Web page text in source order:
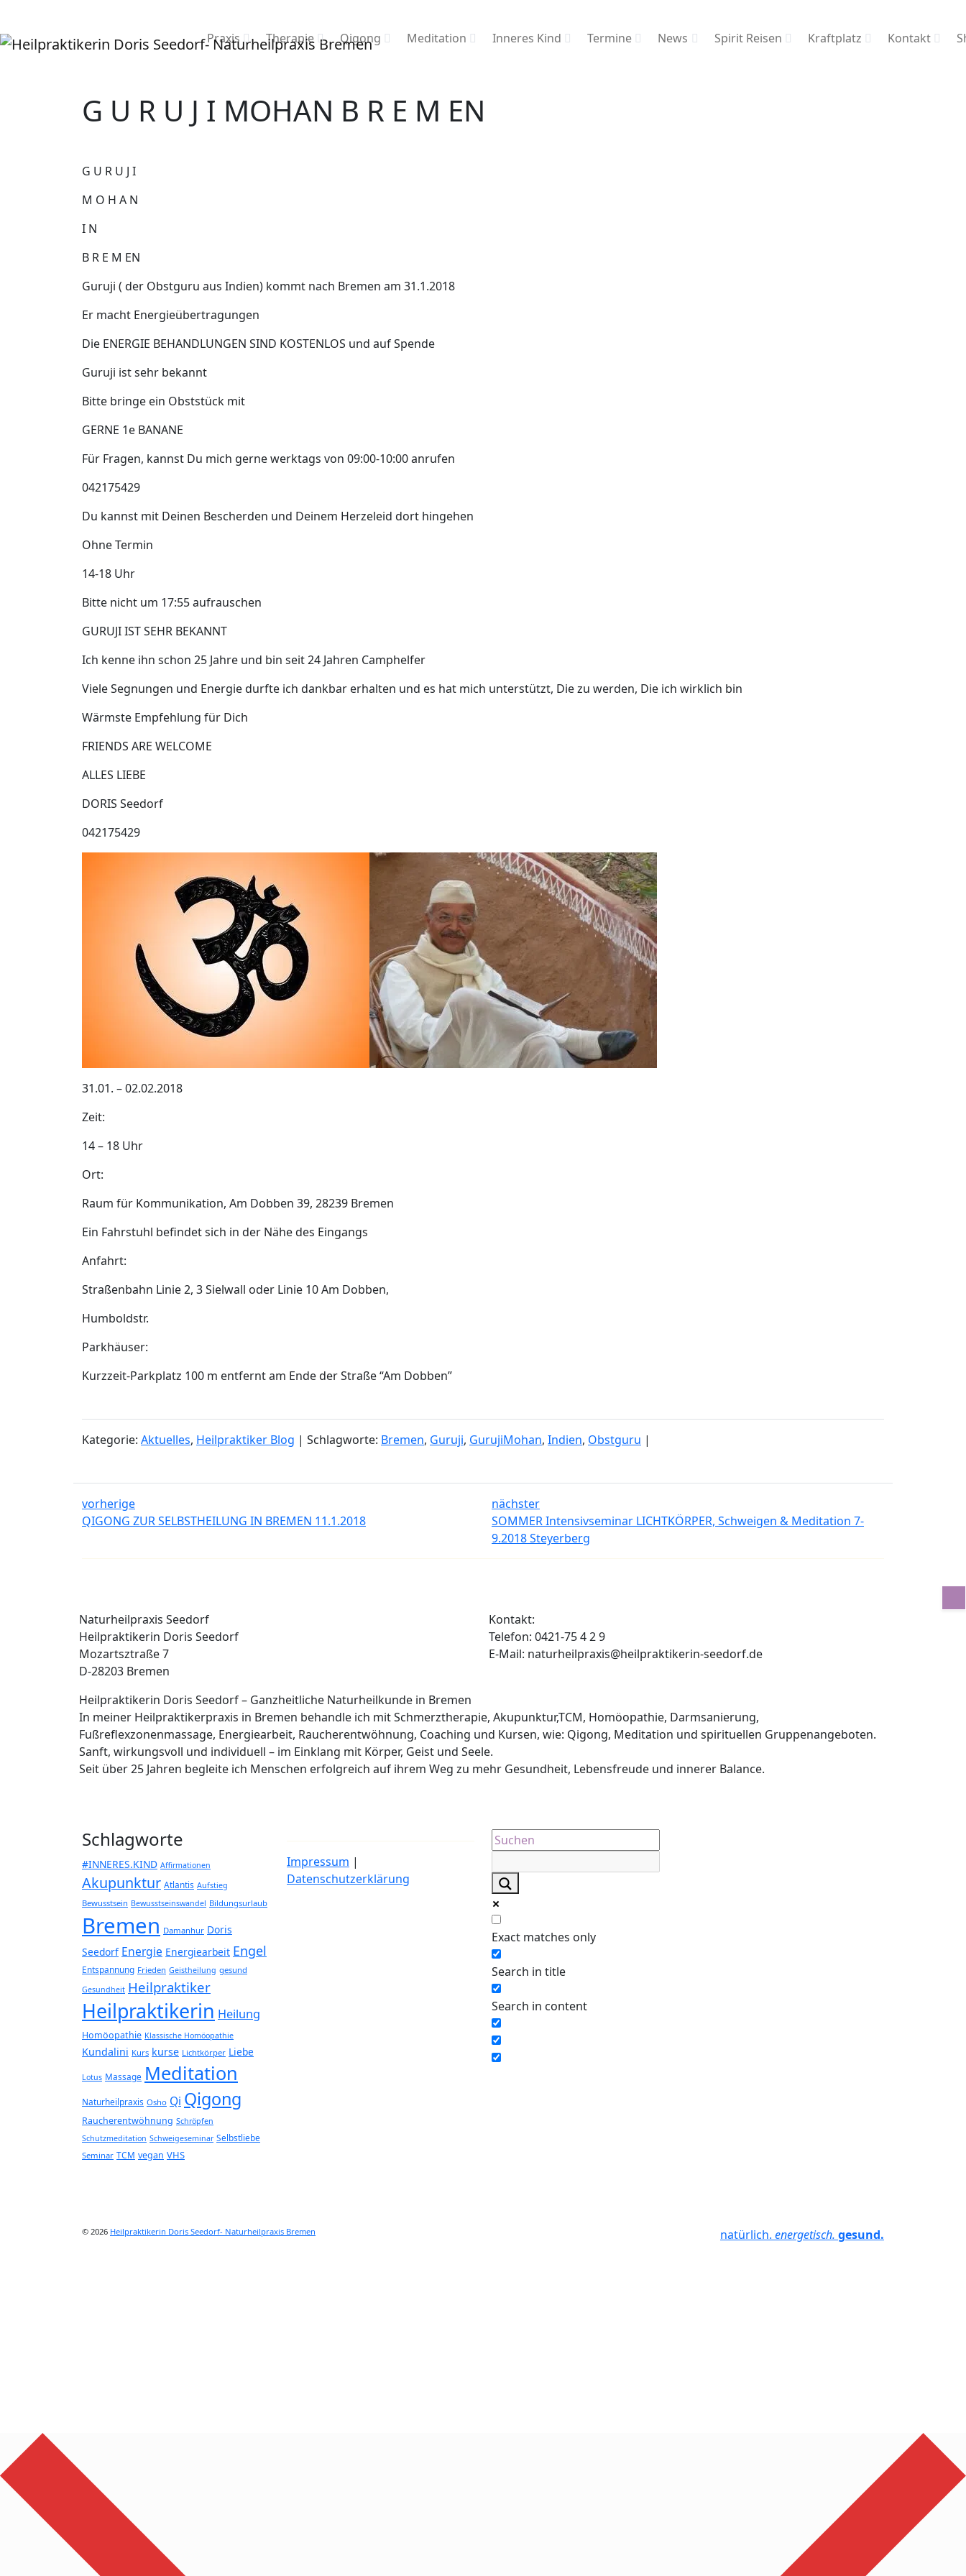
Praxis Therapie Qigong Meditation Inneres Kind Termine News Spirit Reisen Kraftplatz Kontakt
G U R U J I MOHAN B R E M EN
G U R U J I
M O H A N
I N
B R E M EN
Guruji ( der Obstguru aus Indien) kommt nach Bremen am 31.1.2018
Er macht Energieübertragungen
Die ENERGIE BEHANDLUNGEN SIND KOSTENLOS und auf Spende
Guruji ist sehr bekannt
Bitte bringe ein Obststück mit
GERNE 1e BANANE
Für Fragen, kannst Du mich gerne werktags von 09:00-10:00 anrufen
042175429
Du kannst mit Deinen Bescherden und Deinem Herzeleid dort hingehen
Ohne Termin
14-18 Uhr
Bitte nicht um 17:55 aufrauschen
GURUJI IST SEHR BEKANNT
Ich kenne ihn schon 25 Jahre und bin seit 24 Jahren Camphelfer
Viele Segnungen und Energie durfte ich dankbar erhalten und es hat mich unterstützt, Die zu werden, Die ich wirklich bin
Wärmste Empfehlung für Dich
FRIENDS ARE WELCOME
ALLES LIEBE
DORIS Seedorf
042175429
31.01. – 02.02.2018
Zeit:
14 – 18 Uhr
Ort:
Raum für Kommunikation, Am Dobben 39, 28239 Bremen
Ein Fahrstuhl befindet sich in der Nähe des Eingangs
Anfahrt:
Straßenbahn Linie 2, 3 Sielwall oder Linie 10 Am Dobben,
Humboldstr.
Parkhäuser:
Kurzzeit-Parkplatz 100 m entfernt am Ende der Straße “Am Dobben”
Kategorie: Aktuelles, Heilpraktiker Blog | Schlagworte: Bremen, Guruji, GurujiMohan, Indien, Obstguru |
vorherige
QIGONG ZUR SELBSTHEILUNG IN BREMEN 11.1.2018
nächster
SOMMER Intensivseminar LICHTKÖRPER, Schweigen & Meditation 7-
9.2018 Steyerberg
Naturheilpraxis Seedorf
Heilpraktikerin Doris Seedorf
Mozartsztraße 7
D-28203 Bremen
Kontakt:
Telefon: 0421-75 4 2 9
E-Mail: naturheilpraxis@heilpraktikerin-seedorf.de
Heilpraktikerin Doris Seedorf – Ganzheitliche Naturheilkunde in Bremen
In meiner Heilpraktikerpraxis in Bremen behandle ich mit Schmerztherapie, Akupunktur,TCM, Homöopathie, Darmsanierung,
Fußreflexzonenmassage, Energiearbeit, Raucherentwöhnung, Coaching und Kursen, wie: Qigong, Meditation und spirituellen Gruppenangeboten.
Sanft, wirkungsvoll und individuell – im Einklang mit Körper, Geist und Seele.
Seit über 25 Jahren begleite ich Menschen erfolgreich auf ihrem Weg zu mehr Gesundheit, Lebensfreude und innerer Balance.
Schlagworte
#INNERES.KIND Affirmationen
Akupunktur Atlantis Aufstieg
Bewusstsein Bewusstseinswandel Bildungsurlaub
Bremen Damanhur Doris
Seedorf Energie Energiearbeit Engel
Entspannung Frieden Geistheilung gesund
Gesundheit Heilpraktiker
Heilpraktikerin Heilung
Homöopathie Klassische Homöopathie
Kundalini Kurs kurse Lichtkörper Liebe
Lotus Massage Meditation
Naturheilpraxis Osho Qi Qigong
Raucherentwöhnung Schröpfen
Schutzmeditation Schweigeseminar Selbstliebe
Seminar TCM vegan VHS
Impressum |
Datenschutzerklärung
Exact matches only
Search in title
Search in content
© 2026 Heilpraktikerin Doris Seedorf- Naturheilpraxis Bremen natürlich. energetisch. gesund.